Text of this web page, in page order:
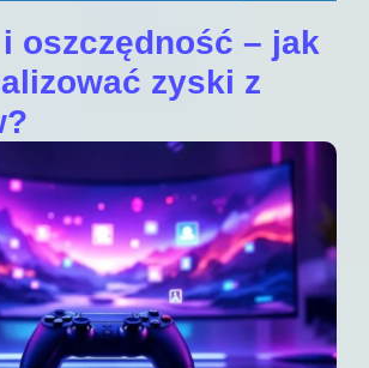
oszczędność – jak
zyski z